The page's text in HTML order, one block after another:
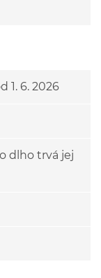
1. 6. 2026
dlho trvá jej